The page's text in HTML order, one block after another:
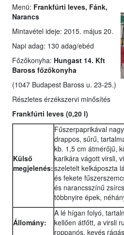
Menü: Frankfúrti leves, Fánk,
Narancs
Mintavétel ideje: 2015. május 20.
Napi adag: 130 adag/ebéd
Főzőkonyha: Hungast 14. Kft
Baross főzőkonyha
(1047 Budapest Baross u. 23-25.)
Részletes érzékszervi minősítés
Frankfúrti leves (0,20 l)
Külső
megjelenés:
Fűszerpaprikával
drappos, sűrű,
kb. 1,5 cm átmérőjű,
karikára vágott virsli,
szeletelt kelkáposzta
és fekete
és narancsszínű
többnyire épek,
Állomány:
A lé hígan folyó,
kellően átfőtt, a virsli
roppanós, kevés